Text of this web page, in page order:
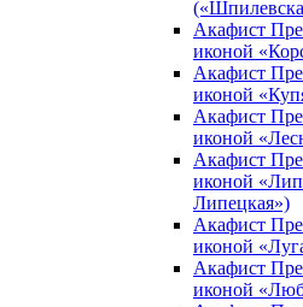
Акафист
иконой
Акафист
иконой
Акафист
иконой
Акафист
иконой
Липецкая»)
Акафист
иконой
Акафист
иконой